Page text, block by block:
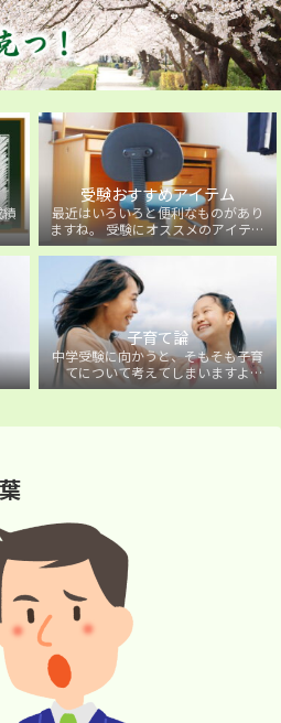
受験おすすめアイテム
最近はいろいろと便利なものがあり
ますね。 受験にオススメのアイテム
を紹介しています。
子育て論
中学受験に向かうと、そもそも子育
てについて考えてしまいますよ
ね・・・。中学受験に向かうお子様